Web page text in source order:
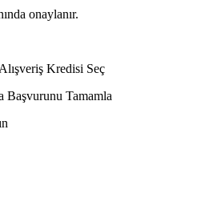
onaylanır.
Kredisi Seç
Başvurunu Tamamla